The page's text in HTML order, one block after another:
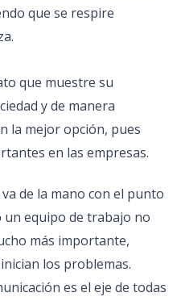
que se respire
que muestre su
y de manera
la mejor opción, pues
en las empresas.
de la mano con el punto
un equipo de trabajo no
más importante,
los problemas.
es el eje de todas